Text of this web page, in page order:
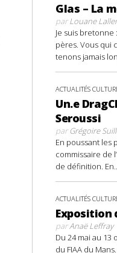
Glas – La
parLouane
Je suis
pères. Vous qui
tenons jamais
ACTUALITÉS
Un.e
Seroussi
parGrégoire
En poussant les
commissaire de
de définition.
ACTUALITÉS
Exposition
parAnaë Leffray
Du 24 mai au 13
du FIAA du